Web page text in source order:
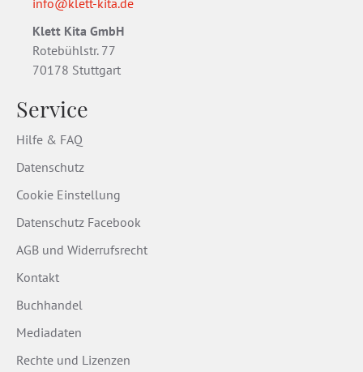
Klett Kita GmbH
Rotebühlstr. 77
70178 Stuttgart
Service
Hilfe & FAQ
Datenschutz
Cookie Einstellung
Datenschutz Facebook
AGB und Widerrufsrecht
Kontakt
Buchhandel
Mediadaten
Rechte und Lizenzen